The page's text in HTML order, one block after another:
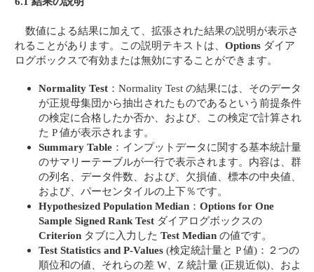
数値による結果に加えて、拡張された結果の説明が表示さ
れることがあります。この説明テキストは、Options ダイア
ログボックスで有効または無効にすることができます。
Normality Test ：Normality Test の結果には、そのデータ
が正規母集団から抽出されたものであるという前提条件
の検定に合格したか否か、および、この検定で計算され
た P 値が表示されます。
Summary Table ：インプットデータに関する基本統計量
のサマリーテーブルが一行で表示されます。内容は、群
の列名、データ件数、および、欠損値、標本の中央値、
および、パーセンタイルの上下％です。
Hypothesized Population Median ： Options for One
Sample Signed Rank Test ダイアログボックスの
Criterion タブに入力した Test Median の値です。
Test Statistics and P-Values (検定統計量と P 値)：２つの
順位和の値、それらの差 W、Z 統計量 (正規近似)、およ